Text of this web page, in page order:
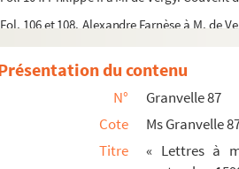
Fol. 106 et 108. Alexandre Farnèse à M. de
Fol. 109. Philippe II à M. de Vergy.
Fol. 111 et 113. Marguerite de Parme à M.
Fol. 115. Patente de six écus de rente
Fol. 118 et 120. Marguerite de Parme à M.
Fol. 122. Philippe II à M. de Vergy.
du contenu
N°
Granvelle 87
Cote
Ms Granvelle
Titre
« Lettres à